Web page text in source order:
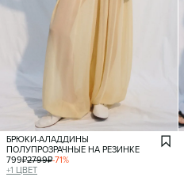
БРЮКИ-АЛАДДИНЫ
ПОЛУПРОЗРАЧНЫЕ НА РЕЗИНКЕ
799₽2799₽-71%
+1 ЦВЕТ